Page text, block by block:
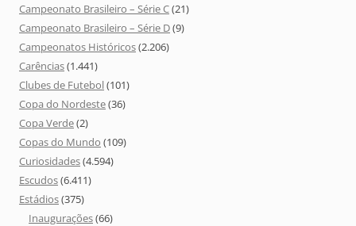
Campeonato Brasileiro – Série C(21)
Campeonato Brasileiro – Série D(9)
Campeonatos Históricos(2.206)
Carências(1.441)
Clubes de Futebol(101)
Copa do Nordeste(36)
Copa Verde(2)
Copas do Mundo (109)
Curiosidades(4.594)
Escudos(6.411)
Estádios(375)
Inaugurações(66)